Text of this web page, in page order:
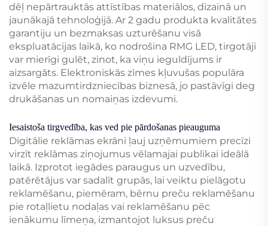
dēļ nepārtrauktās attīstības materiālos, dizainā un
jaunākajā tehnoloģijā. Ar 2 gadu produkta kvalitātes
garantiju un bezmaksas uzturēšanu visā
ekspluatācijas laikā, ko nodrošina RMG LED, tirgotāji
var mierīgi gulēt, zinot, ka viņu ieguldījums ir
aizsargāts. Elektroniskās zīmes kļuvušas populāra
izvēle mazumtirdzniecības biznesā, jo pastāvīgi deg
drukāšanas un nomaiņas izdevumi.
Iesaistoša tirgvedība, kas ved pie pārdošanas pieauguma
Digitālie reklāmas ekrāni ļauj uzņēmumiem precīzi
virzīt reklāmas ziņojumus vēlamajai publikai ideālā
laikā. Izprotot iegādes paraugus un uzvedību,
patērētājus var sadalīt grupās, lai veiktu pielāgotu
reklamēšanu, piemēram, bērnu preču reklamēšanu
pie rotaļlietu nodaļas vai reklamēšanu pēc
ienākumu līmeņa, izmantojot luksus preču